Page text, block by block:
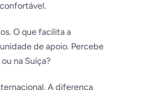
O que facilita a
de apoio. Percebe
na Suíça?
A diferença